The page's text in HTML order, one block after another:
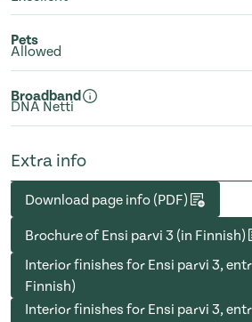
Pets
Allowed
Broadband
DNA Netti
Extra info
Download page info (PDF)
Brochure of Ensi parvi 3 (in Finnish)
Interior finishes for Ensi parvi 3,
Finnish)
Interior finishes for Ensi parvi 3,